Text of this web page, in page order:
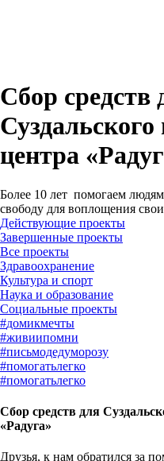
Сбор средств
центра
Более 10 лет помогаем
свободу для воплощения
Действующие проекты
Завершенные проекты
#домикмечты
#живиипомни
#письмодедуморозу
#помогатьлегко
#помогатьлегко
Сбор средств для
«Радуга»
Друзья, к нам обратился за